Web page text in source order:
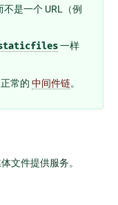
不是一个 URL（例
一样
常的 中间件链。
文件提供服务。